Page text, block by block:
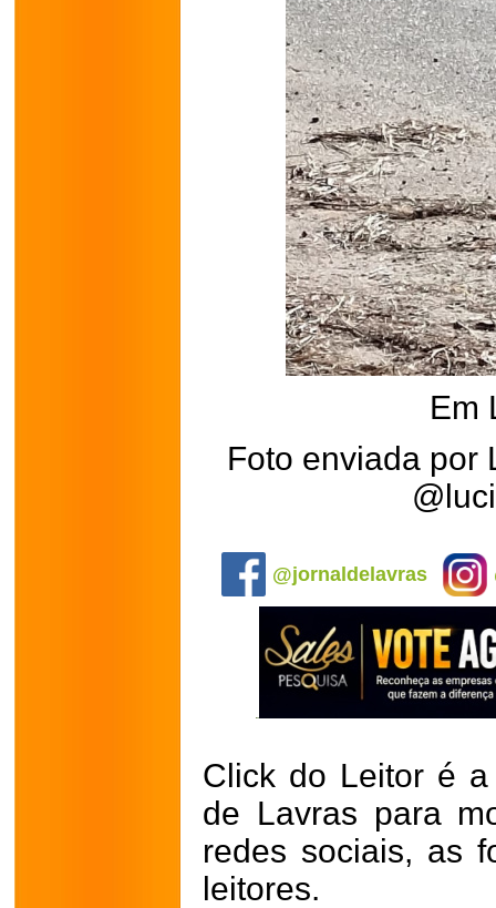
Em
Foto enviada por
@jornaldelavras
Click do Leitor é
de Lavras para
redes sociais, as
leitores.